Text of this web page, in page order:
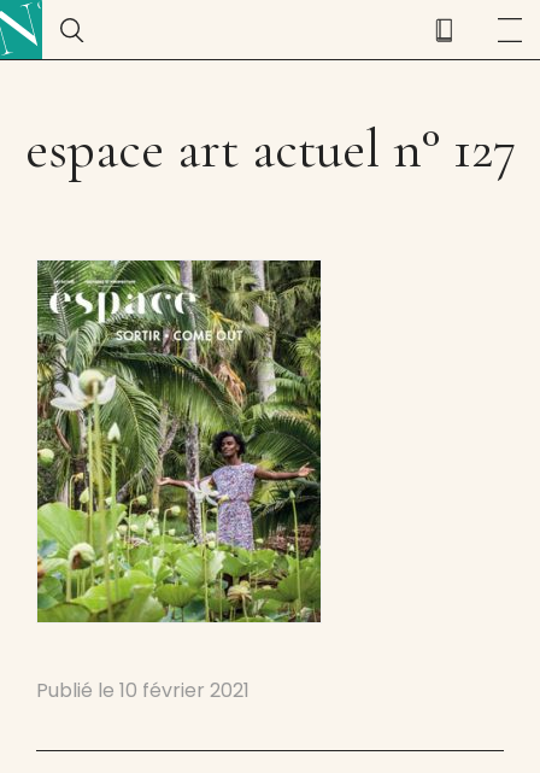
espace art actuel n° 127
Publié le 10 février 2021